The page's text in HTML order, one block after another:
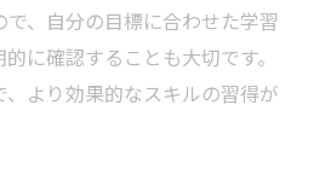
、自分の目標に合わせた学習
に確認することも大切です。
より効果的なスキルの習得が